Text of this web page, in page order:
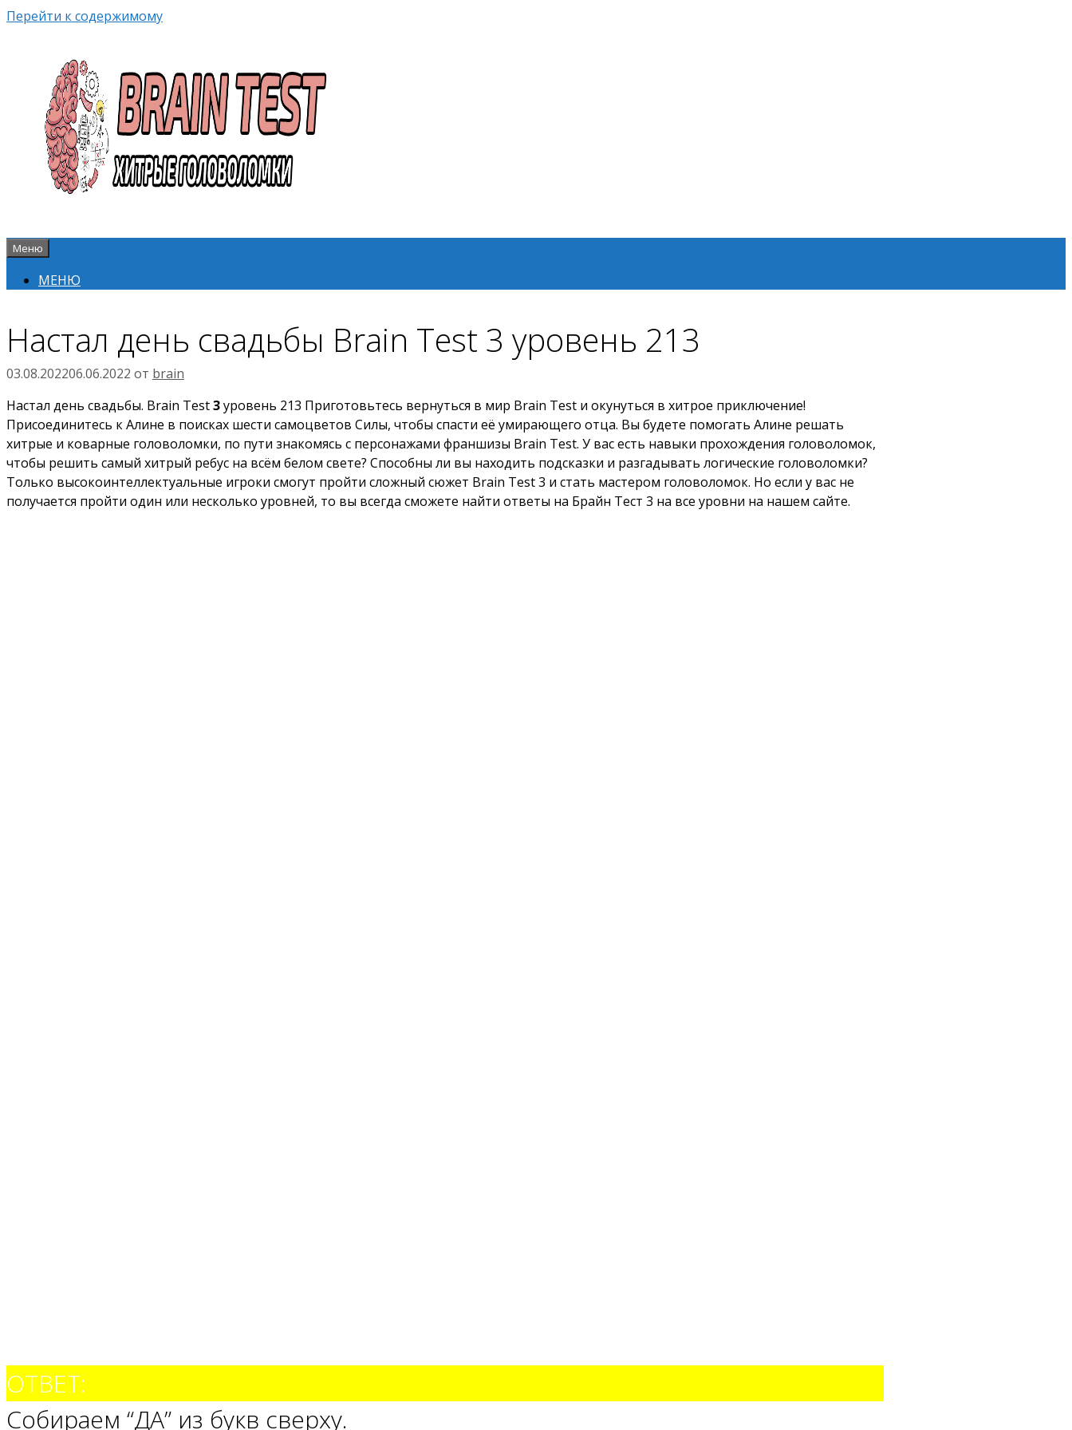
Перейти к содержимому
Меню
МЕНЮ
Настал день свадьбы Brain Test 3 уровень 213
03.08.202206.06.2022 от brain
Настал день свадьбы. Brain Test3уровень 213 Приготовьтесь вернуться в мир Brain Test и окунуться в хитрое приключение!
Присоединитесь к Алине в поисках шести самоцветов Силы, чтобы спасти её умирающего отца. Вы будете помогать Алине решать
хитрые и коварные головоломки, по пути знакомясь с персонажами франшизы Brain Test. У вас есть навыки прохождения головоломок,
чтобы решить самый хитрый ребус на всём белом свете? Способны ли вы находить подсказки и разгадывать логические головоломки?
Только высокоинтеллектуальные игроки смогут пройти сложный сюжет Brain Test 3 и стать мастером головоломок. Но если у вас не
получается пройти один или несколько уровней, то вы всегда сможете найти ответы на Брайн Тест 3 на все уровни на нашем сайте.
ОТВЕТ:
Собираем “ДА” из букв сверху.